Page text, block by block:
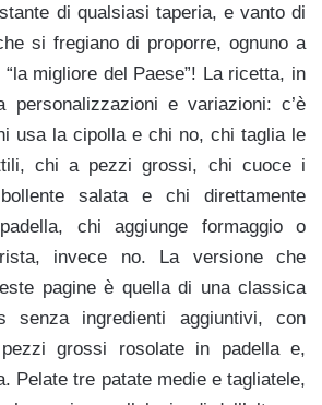
di qualsiasi taperia, e vanto di
si fregiano di proporre, ognuno a
migliore del Paese”! La ricetta, in
e variazioni: c’è
usa la cipolla e chi no, chi taglia le
chi a pezzi grossi, chi cuoce i
salata e chi direttamente
chi aggiunge formaggio o
invece no. La versione che
pagine è quella di una classica
senza ingredienti aggiuntivi, con
grossi rosolate in padella e,
Pelate tre patate medie e tagliatele,